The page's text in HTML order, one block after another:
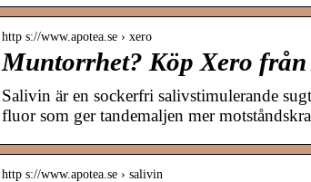
http s://www.apotea.se › xero
Muntorrhet? Köp Xero
Salivin är en sockerfri salivstimulerande
fluor som ger tandemaljen mer
http s://www.apotea.se › salivin